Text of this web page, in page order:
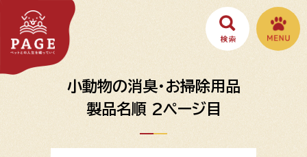
小動物の消臭・お掃除用品
製品名順 2ページ目